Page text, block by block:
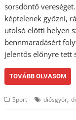
sorsdöntő
képtelenek győzni,
utolsó előtti helyen
bennmaradásért
jelentős előnyre tett
TOVÁBB OLVASOM
Sport diósgyőr,